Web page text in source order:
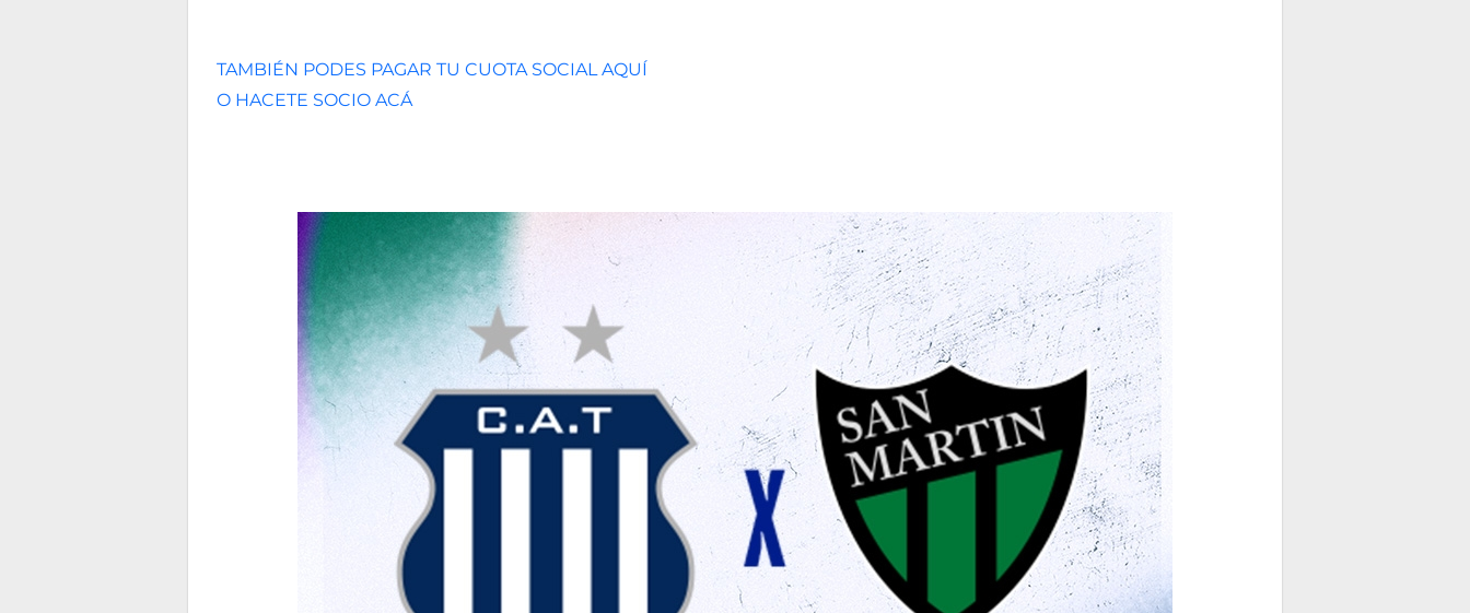
TAMBIÉN PODES PAGAR TU CUOTA SOCIAL AQUÍ
O HACETE SOCIO ACÁ